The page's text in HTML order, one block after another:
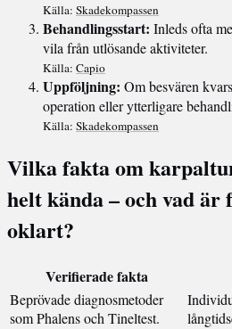
Källa: Skadekompassen
Behandlingsstart: Inleds ofta
vila från utlösande aktiviteter.
Källa: Capio
Uppföljning: Om besvären
operation eller ytterligare
Källa: Skadekompassen
Vilka fakta om
helt kända – och vad är
oklart?
Verifierade fakta
Beprövade diagnosmetoder
som Phalens och Tineltest.